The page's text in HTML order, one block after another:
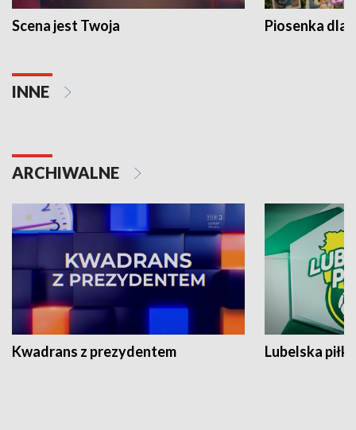
Scena jest Twoja Piosenka dla
INNE
ARCHIWALNE
Kwadrans z prezydentem Lubelska piłka